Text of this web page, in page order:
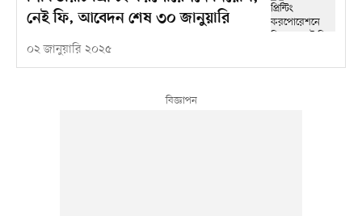
নেই ফি, আবেদন শেষ ৩০ জানুয়ারি
০২ জানুয়ারি ২০২৫